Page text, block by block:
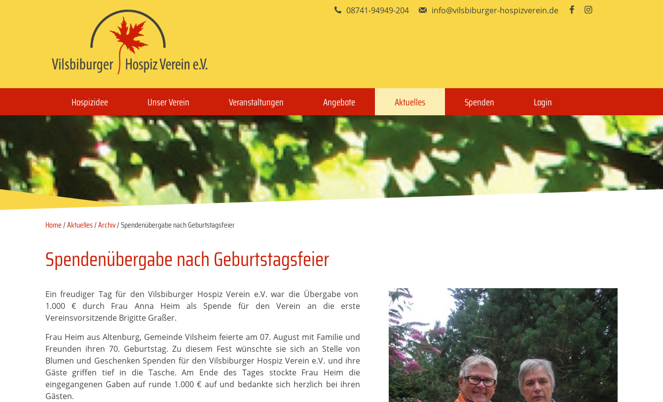
Hospizidee Unser Verein Veranstaltungen Angebote Aktuelles Spenden Login
Home/Aktuelles/Archiv/ Spendenübergabe nach Geburtstagsfeier
Spendenübergabe nach Geburtstagsfeier
Ein freudiger Tag für den Vilsbiburger Hospiz Verein e.V. war die Übergabe von
1.000 € durch Frau Anna Heim als Spende für den Verein an die erste
Vereinsvorsitzende Brigitte Graßer.
Frau Heim aus Altenburg, Gemeinde Vilsheim feierte am 07. August mit Familie und
Freunden ihren 70. Geburtstag. Zu diesem Fest wünschte sie sich an Stelle von
Blumen und Geschenken Spenden für den Vilsbiburger Hospiz Verein e.V. und ihre
Gäste griffen tief in die Tasche. Am Ende des Tages stockte Frau Heim die
eingegangenen Gaben auf runde 1.000 € auf und bedankte sich herzlich bei ihren
Gästen.
08741-94949-204 info@vilsbiburger-hospizverein.de  